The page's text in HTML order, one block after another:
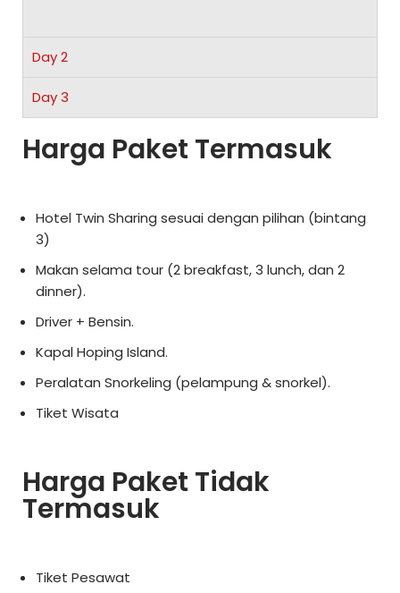
Day 2
Day 3
Harga Paket Termasuk
Hotel Twin Sharing sesuai dengan pilihan (bintang
3)
Makan selama tour (2 breakfast, 3 lunch, dan 2
dinner).
Driver + Bensin.
Kapal Hoping Island.
Peralatan Snorkeling (pelampung & snorkel).
Tiket Wisata
Harga Paket Tidak
Termasuk
Tiket Pesawat